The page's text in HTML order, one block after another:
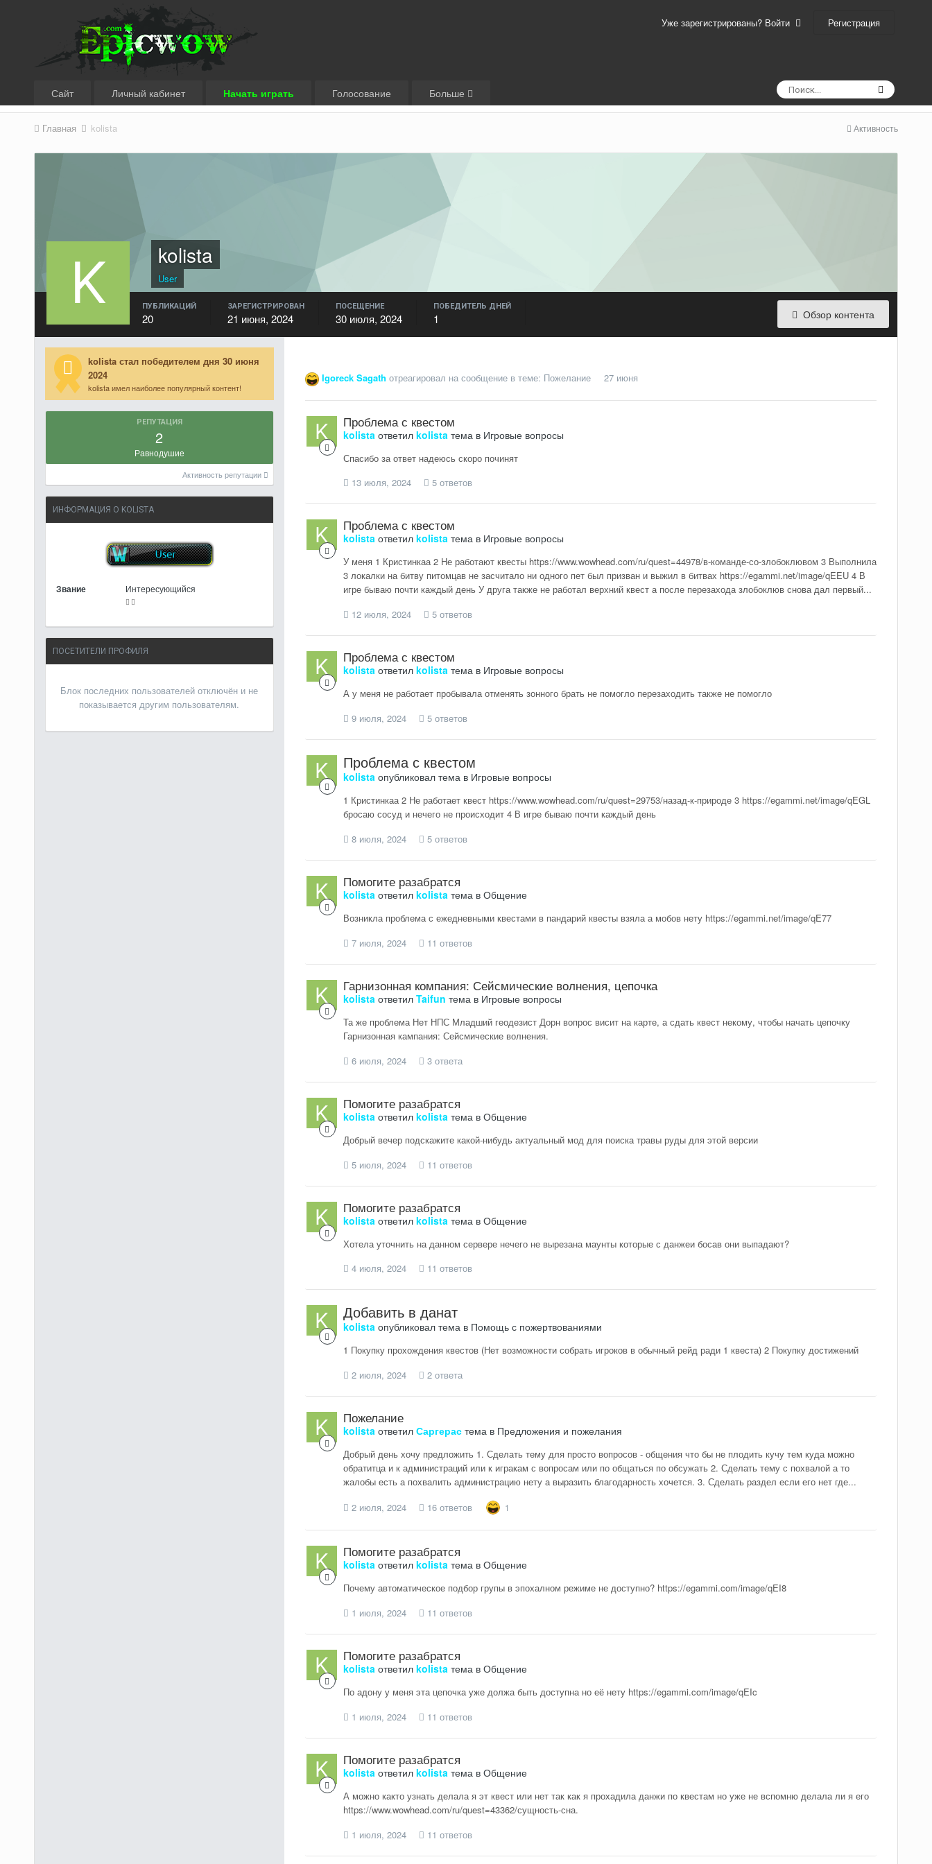
Уже зарегистрированы? Войти Регистрация
Сайт Личный кабинет Начать играть Голосование Больше
Активность
Главная kolista
kolista
User
Обзор контента
ПУБЛИКАЦИЙ
20
ЗАРЕГИСТРИРОВАН
21 июня, 2024
ПОСЕЩЕНИЕ
30 июля, 2024
ПОБЕДИТЕЛЬ ДНЕЙ
1
kolista стал победителем дня 30 июня
2024
kolista имел наиболее популярный контент!
РЕПУТАЦИЯ
2
Равнодушие
Активность репутации
ИНФОРМАЦИЯ О KOLISTA
Звание Интересующийся
ПОСЕТИТЕЛИ ПРОФИЛЯ
Блок последних пользователей отключён и не
показывается другим пользователям.
Igoreck Sagath отреагировал на сообщение в теме: Пожелание 27 июня
Проблема с квестом
kolista ответил kolista тема в Игровые вопросы
Спасибо за ответ надеюсь скоро починят
13 июля, 2024
5 ответов
Проблема с квестом
kolistaответил kolistaтема в Игровые вопросы
У меня 1 Кристинкаа 2 Не работают квесты https://www.wowhead.com/ru/quest=44978/в-команде-со-злобоклювом 3 Выполнила
3 локалки на битву питомцав не засчитало ни одного пет был призван и выжил в битвах https://egammi.net/image/qEEU 4 В
игре бываю почти каждый день У друга также не работал верхний квест а после перезахода злобоклюв снова дал первый...
12 июля, 2024
5 ответов
Проблема с квестом
kolistaответил kolistaтема в Игровые вопросы
А у меня не работает пробывала отменять зонного брать не помогло перезаходить также не помогло
9 июля, 2024
5 ответов
Проблема с квестом
kolistaопубликовал тема в Игровые вопросы
1 Кристинкаа 2 Не работает квест https://www.wowhead.com/ru/quest=29753/назад-к-природе 3 https://egammi.net/image/qEGL
бросаю сосуд и нечего не происходит 4 В игре бываю почти каждый день
8 июля, 2024
5 ответов
Помогите разабратся
kolistaответил kolistaтема в Общение
Возникла проблема с ежедневными квестами в пандарий квесты взяла а мобов нету https://egammi.net/image/qE77
7 июля, 2024
11 ответов
Гарнизонная компания: Сейсмические волнения, цепочка
kolista ответил Taifun тема в Игровые вопросы
Та же проблема Нет НПС Младший геодезист Дорн вопрос висит на карте, а сдать квест некому, чтобы начать цепочку
Гарнизонная кампания: Сейсмические волнения.
6 июля, 2024
3 ответа
Помогите разабратся
kolista ответил kolista тема в Общение
Добрый вечер подскажите какой-нибудь актуальный мод для поиска травы руды для этой версии
5 июля, 2024
11 ответов
Помогите разабратся
kolista ответил kolista тема в Общение
Хотела уточнить на данном сервере нечего не вырезана маунты которые с данжеи босав они выпадают?
4 июля, 2024
11 ответов
Добавить в данат
kolistaопубликовал тема в Помощь с пожертвованиями
1 Покупку прохождения квестов (Нет возможности собрать игроков в обычный рейд ради 1 квеста) 2 Покупку достижений
2 июля, 2024
2 ответа
Пожелание
kolistaответил Саргерастема в Предложения и пожелания
Добрый день хочу предложить 1. Сделать тему для просто вопросов - общения что бы не плодить кучу тем куда можно
обратитца и к администраций или к игракам с вопросам или по общаться по обсужать 2. Сделать тему с похвалой а то
жалобы есть а похвалить администрацию нету а выразить благодарность хочется. 3. Сделать раздел если его нет где...
2 июля, 2024
16 ответов 1
Помогите разабратся
kolistaответил kolistaтема в Общение
Почему автоматическое подбор групы в эпохалном режиме не доступно? https://egammi.com/image/qEI8
1 июля, 2024
11 ответов
Помогите разабратся
kolistaответил kolistaтема в Общение
По адону у меня эта цепочка уже должа быть доступна но её нету https://egammi.com/image/qEIc
1 июля, 2024
11 ответов
Помогите разабратся
kolistaответил kolistaтема в Общение
А можно както узнать делала я эт квест или нет так как я прохадила данжи по квестам но уже не вспомню делала ли я его
https://www.wowhead.com/ru/quest=43362/сущность-сна.
1 июля, 2024
11 ответов